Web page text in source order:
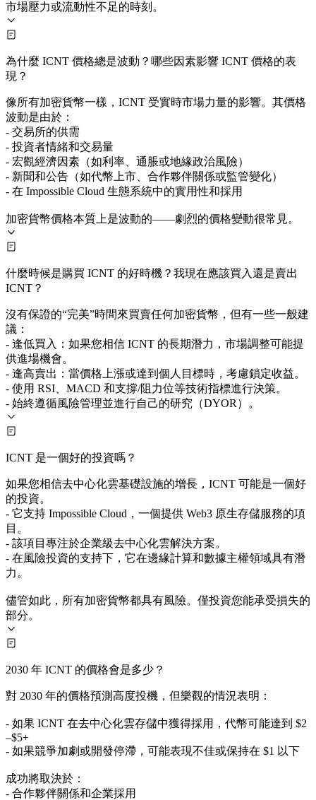
市場壓力或流動性不足的時刻。
為什麼 ICNT 價格總是波動？哪些因素影響 ICNT 價格的表
現？
像所有加密貨幣一樣，ICNT 受實時市場力量的影響。其價格
波動是由於：
- 交易所的供需
- 投資者情緒和交易量
- 宏觀經濟因素（如利率、通脹或地緣政治風險）
- 新聞和公告（如代幣上市、合作夥伴關係或監管變化）
- 在 Impossible Cloud 生態系統中的實用性和採用
加密貨幣價格本質上是波動的——劇烈的價格變動很常見。
什麼時候是購買 ICNT 的好時機？我現在應該買入還是賣出
ICNT？
沒有保證的“完美”時間來買賣任何加密貨幣，但有一些一般建
議：
- 逢低買入：如果您相信 ICNT 的長期潛力，市場調整可能提
供進場機會。
- 逢高賣出：當價格上漲或達到個人目標時，考慮鎖定收益。
- 使用 RSI、MACD 和支撐/阻力位等技術指標進行決策。
- 始終遵循風險管理並進行自己的研究（DYOR）。
ICNT 是一個好的投資嗎？
如果您相信去中心化雲基礎設施的增長，ICNT 可能是一個好
的投資。
- 它支持 Impossible Cloud，一個提供 Web3 原生存儲服務的項
目。
- 該項目專注於企業級去中心化雲解決方案。
- 在風險投資的支持下，它在邊緣計算和數據主權領域具有潛
力。
儘管如此，所有加密貨幣都具有風險。僅投資您能承受損失的
部分。
2030 年 ICNT 的價格會是多少？
對 2030 年的價格預測高度投機，但樂觀的情況表明：
- 如果 ICNT 在去中心化雲存儲中獲得採用，代幣可能達到 $2
–$5+
- 如果競爭加劇或開發停滯，可能表現不佳或保持在 $1 以下
成功將取決於：
- 合作夥伴關係和企業採用